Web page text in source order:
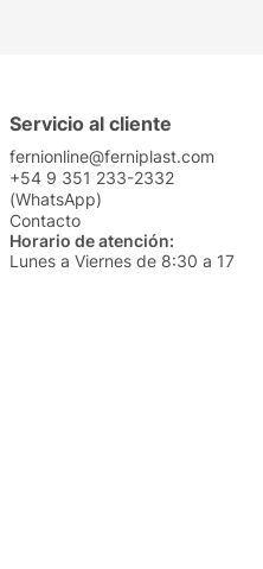
Servicio al cliente
fernionline@ferniplast.com
+54 9 351 233-2332
(WhatsApp)
Contacto
Horario de atención:
Lunes a Viernes de 8:30 a 17